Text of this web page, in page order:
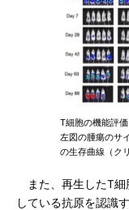
T細胞の機能評
左図の腫瘍のサ
の生存曲線（ク
また、再生したT細
している抗原を認識